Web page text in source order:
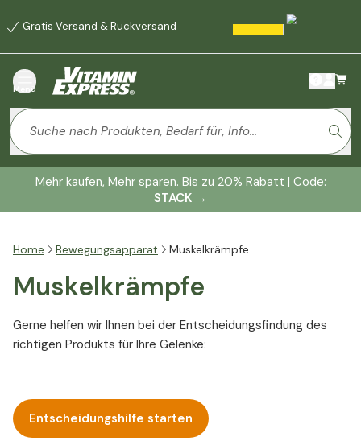
Gratis Versand & Rückversand
Menü
Mehr kaufen, Mehr sparen. Bis zu 20% Rabatt | Code:
STACK →
Home Bewegungsapparat Muskelkrämpfe
Muskelkrämpfe
Gerne helfen wir Ihnen bei der Entscheidungsfindung des
richtigen Produkts für Ihre Gelenke:
Entscheidungshilfe starten